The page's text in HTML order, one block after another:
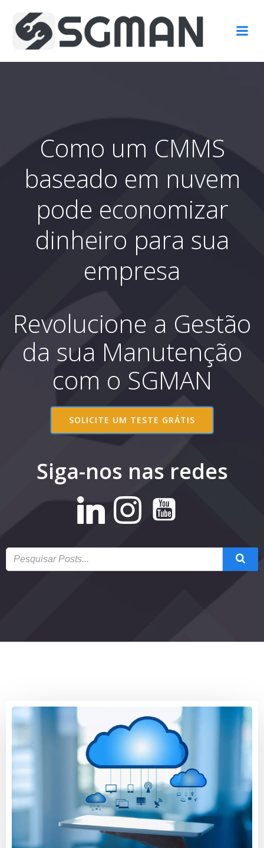
para
conteúdo
Como um CMMS
baseado em nuvem
pode economizar
dinheiro para sua
empresa
Revolucione a Gestão
da sua Manutenção
com o SGMAN
SOLICITE UM TESTE GRÁTIS
Siga-nos nas redes